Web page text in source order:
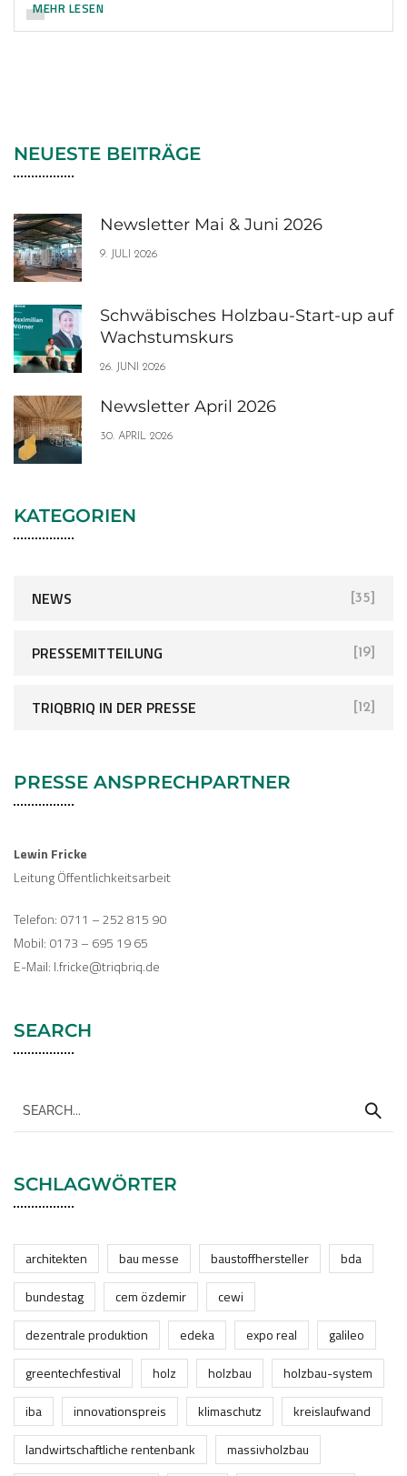
MEHR LESEN
NEUESTE BEITRÄGE
Newsletter Mai & Juni 2026
9. JULI 2026
Schwäbisches Holzbau-Start-up auf
Wachstumskurs
26. JUNI 2026
Newsletter April 2026
30. APRIL 2026
KATEGORIEN
NEWS [35]
PRESSEMITTEILUNG [19]
TRIQBRIQ IN DER PRESSE [12]
PRESSE ANSPRECHPARTNER
Lewin Fricke
Leitung Öffentlichkeitsarbeit
Telefon: 0711 – 252 815 90
Mobil: 0173 – 695 19 65
E-Mail: l.fricke@triqbriq.de
SEARCH
SCHLAGWÖRTER
architekten bau messe baustoffhersteller
bda
bundestag
cem özdemir
cewi
dezentrale produktion
edeka expo real
galileo
greentechfestival
holz holzbau
holzbau-system
iba
innovationspreis klimaschutz
kreislaufwand
landwirtschaftliche rentenbank
massivholzbau